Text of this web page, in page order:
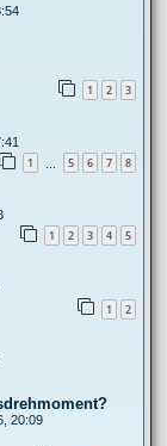
1 2 3
1 … 5 6 7 8
1 2 3 4 5
1 2
20:09